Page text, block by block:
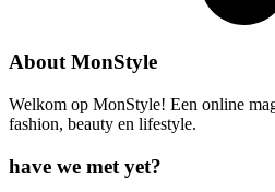
About MonStyle
Welkom op MonStyle! Een online
fashion, beauty en lifestyle.
have we met yet?